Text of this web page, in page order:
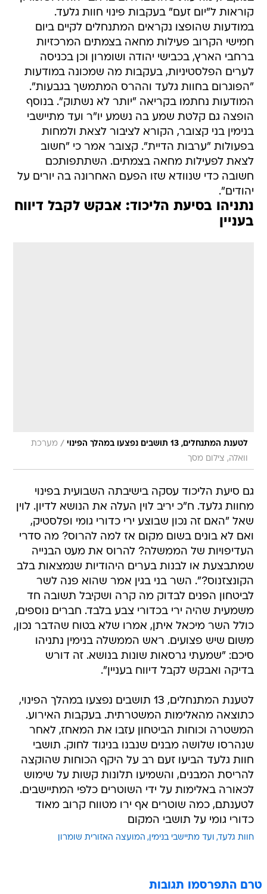
קוראות ל"יום זעם" בעקבות פינוי חוות גלעד.
במודעות שהופצו נקראים המתנחלים לקיים ביום
חמישי הקרוב פעילות מחאה בצמתים המרכזיות
ברחבי הארץ, בכבישי יהודה ושומרון וכן בכניסה
לערים הפלסטיניות, בעקבות מה שמכונה במודעות
"הפוגרום בחוות גלעד וההרס המתמשך בגבעות".
המודעות נחתמו בקריאה "יותר לא נשתוק". בנוסף
הופצה גם קלטת שמע בה נשמע יו"ר ועד מתיישבי
בנימין בני קצובר, הקורא לציבור לצאת ולמחות
בפעולות "ערבות הדיית". קצובר אמר כי "חשוב
לצאת לפעילות מחאה בצמתים. השתתפותכם
חשובה כדי שנוודא שזו הפעם האחרונה בה יורים על
יהודים".
נתניהו בסיעת הליכוד: אבקש לקבל דיווח
בעניין
לטענת המתנחלים, 13 תושבים נפצעו במהלך הפינוי / מערכת
וואלה, צילום מסך
גם סיעת הליכוד עסקה בישיבתה השבועית בפינוי
מחוות גלעד. ח"כ יריב לוין העלה את הנושא לדיון. לוין
שאל "האם זה נכון שבוצע ירי כדורי גומי ופלסטיק,
ואם לא בונים בשום מקום אז למה להרוס? מה סדרי
העדיפויות של הממשלה? להרוס את מעט הבנייה
שמתבצעת או לבנות בערים היהודיות שנמצאות בלב
הקונצזנוס?". השר בני בגין אמר שהוא פנה לשר
לביטחון הפנים לבדוק מה קרה ושקיבל תשובה חד
משמעית שהיה ירי בכדורי צבע בלבד. חברים נוספים,
כולל השר מיכאל איתן, אמרו שלא בטוח שהדבר נכון,
משום שיש פצועים. ראש הממשלה בנימין נתניהו
סיכם: "שמעתי גרסאות שונות בנושא. זה דורש
בדיקה ואבקש לקבל דיווח בעניין".
לטענת המתנחלים, 13 תושבים נפצעו במהלך הפינוי,
כתוצאה מהאלימות המשטרתית. בעקבות האירוע.
המשטרה וכוחות הביטחון עזבו את המאחז, לאחר
שנהרסו שלושה מבנים שנבנו בניגוד לחוק. תושבי
חוות גלעד הביעו זעם רב על היקף הכוחות שהוקצה
להריסת המבנים, והשמיעו תלונות קשות על שימוש
לכאורה באלימות על ידי השוטרים כלפי המתיישבים.
לטענתם, כמה שוטרים אף ירו מטווח קרוב מאוד
כדורי גומי על תושבי המקום
חוות גלעד ועד מתיישבי בנימין המועצה האזורית שומרון
טרם התפרסמו תגובות